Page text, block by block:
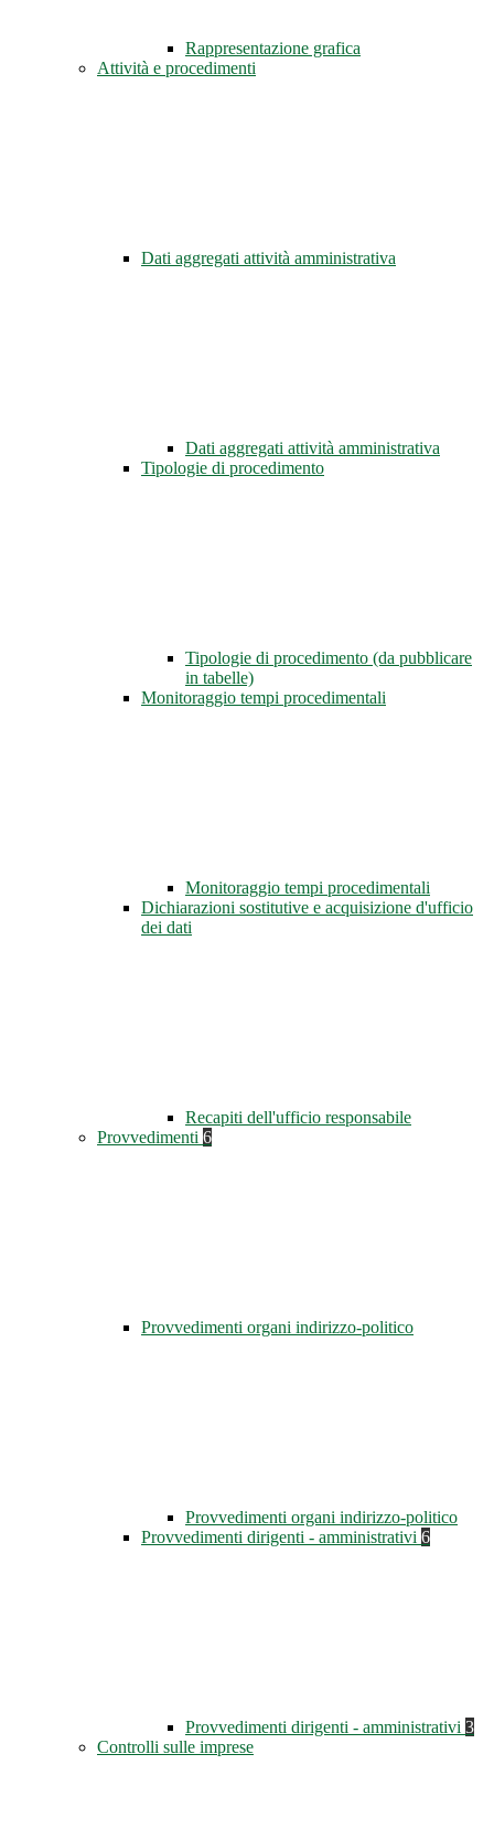
Rappresentazione grafica
Attività e procedimenti
Dati aggregati attività amministrativa
Dati aggregati attività amministrativa
Tipologie di procedimento
Tipologie di procedimento (da pubblicare
in tabelle)
Monitoraggio tempi procedimentali
Monitoraggio tempi procedimentali
Dichiarazioni sostitutive e acquisizione d'ufficio
dei dati
Recapiti dell'ufficio responsabile
Provvedimenti 6
Provvedimenti organi indirizzo-politico
Provvedimenti organi indirizzo-politico
Provvedimenti dirigenti - amministrativi 6
Provvedimenti dirigenti - amministrativi 3
Controlli sulle imprese